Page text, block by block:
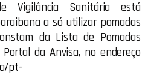
Vigilância Sanitária está
a só utilizar pomadas
da Lista de Pomadas
da Anvisa, no endereço
pt-